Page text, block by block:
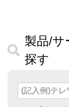
製品/サ
探す